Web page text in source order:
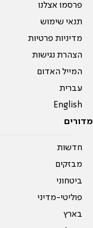
פרסמו אצלנו
תנאי שימוש
מדיניות פרטיות
הצהרת נגישות
המייל האדום
עברית
English
מדורים
חדשות
מבזקים
ביטחוני
פוליטי-מדיני
בארץ